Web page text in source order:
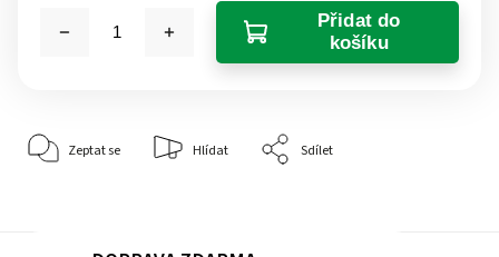
Přidat do
košíku
Zeptat se Hlídat Sdílet